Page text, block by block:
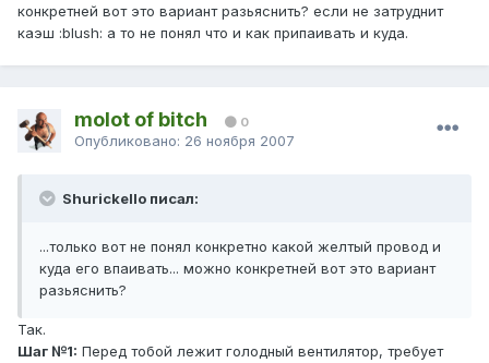
конкретней вот это вариант разьяснить? если не затруднит
каэш :blush: а то не понял что и как припаивать и куда.
molot of bitch 0
Опубликовано: 26 ноября 2007
Shurickello писал:
...только вот не понял конкретно какой желтый провод и
куда его впаивать... можно конкретней вот это вариант
разьяснить?
Так.
Шаг №1: Перед тобой лежит голодный вентилятор, требует